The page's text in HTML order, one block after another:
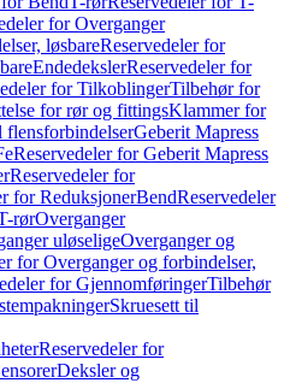
for Overganger
løsbareReservedeler for
EndedekslerReservedeler for
for TilkoblingerTilbehør for
for rør og fittingsKlammer for
flensforbindelserGeberit Mapress
Reservedeler for Geberit Mapress
Reservedeler for
for ReduksjonerBendReservedeler
rørOverganger
uløseligeOverganger og
for Overganger og forbindelser,
for GjennomføringerTilbehør
Skruesett til
Reservedeler for
Deksler og